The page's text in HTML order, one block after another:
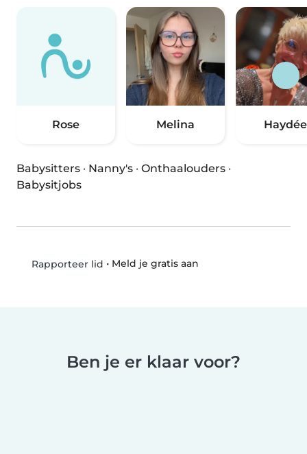
Rose Melina Haydée
Babysitters · Nanny's · Onthaalouders ·
Babysitjobs
Rapporteer lid • Meld je gratis aan
Ben je er klaar voor?